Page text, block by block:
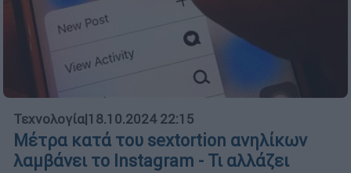
Τεχνολογία|18.10.2024 22:15
Μέτρα κατά του sextortion ανηλίκων
λαμβάνει το Instagram - Τι αλλάζει